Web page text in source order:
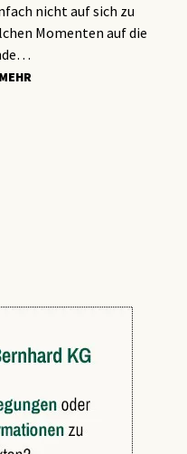
nicht auf sich zu
Momenten auf die